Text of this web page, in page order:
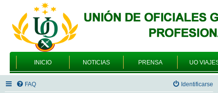
INICIO NOTICIAS PRENSA UO
FAQ Identificarse